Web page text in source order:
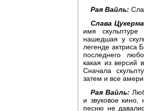
Рая Вайль:
Слава
имя
нашедшая у
легенде актриса
последнего
какая из версий
Сначала
затем и все
Рая Вайль:
и звуковое
песню не